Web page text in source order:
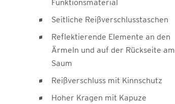
Funktionsmaterial
Seitliche Reißverschlusstaschen
Reflektierende Elemente an den
Ärmeln und auf der Rückseite am
Saum
Reißverschluss mit Kinnschutz
Hoher Kragen mit Kapuze